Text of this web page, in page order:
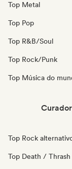
Top Metal
Top Pop
Top R&B/Soul
Top Rock/Punk
Top Música do
Top Rock
Top Death / Thrash